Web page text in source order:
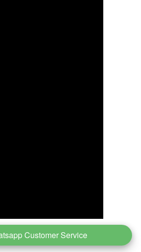
Customer Service